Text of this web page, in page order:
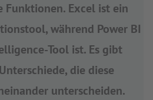
Funktionen. Excel ist ein
während Power BI
Tool ist. Es gibt
die diese
unterscheiden.